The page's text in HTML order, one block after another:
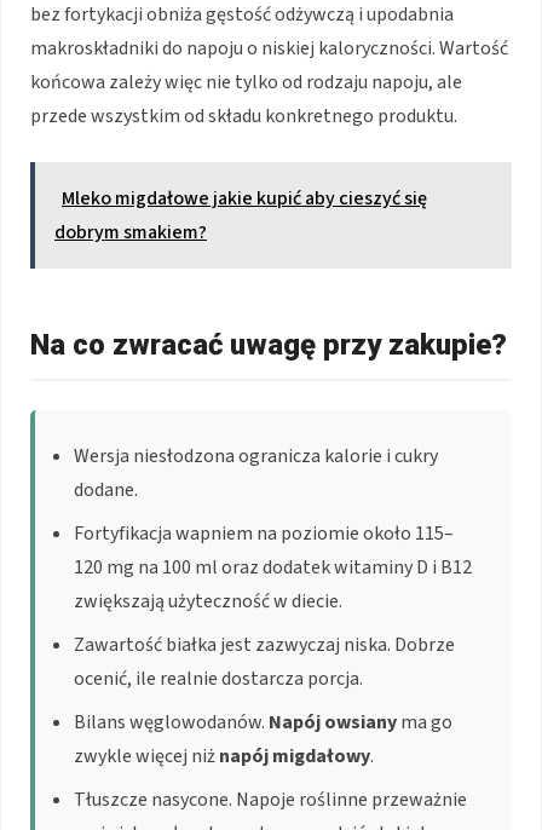
bez fortykacji obniża gęstość odżywczą i upodabnia
makroskładniki do napoju o niskiej kaloryczności. Wartość
końcowa zależy więc nie tylko od rodzaju napoju, ale
przede wszystkim od składu konkretnego produktu.
Mleko migdałowe jakie kupić aby cieszyć się
dobrym smakiem?
Na co zwracać uwagę przy zakupie?
Wersja niesłodzona ogranicza kalorie i cukry
dodane.
Fortyfikacja wapniem na poziomie około 115–
120 mg na 100 ml oraz dodatek witaminy D i B12
zwiększają użyteczność w diecie.
Zawartość białka jest zazwyczaj niska. Dobrze
ocenić, ile realnie dostarcza porcja.
Bilans węglowodanów. Napój owsianyma go
zwykle więcej niżnapój migdałowy.
Tłuszcze nasycone. Napoje roślinne przeważnie